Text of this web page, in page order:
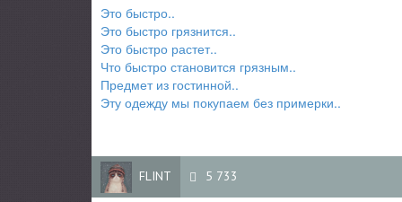
Это быстро..
Это быстро грязнится..
Это быстро растет..
Что быстро становится грязным..
Предмет из гостинной..
Эту одежду мы покупаем без примерки..
FLINT 5 733